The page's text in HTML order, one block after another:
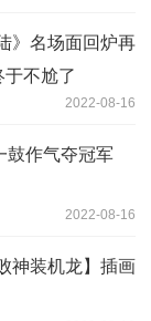
》名场面回炉再
于不尬了
2022-08-16
鼓作气夺冠军
2022-08-16
神装机龙】插画